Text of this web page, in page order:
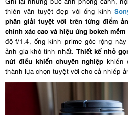
thiên văn tuyệt đẹp với ống kính
phân giải tuyệt vời trên từng điểm
chính xác cao và hiệu ứng bokeh
độ f/1.4, ống kính prime góc rộng
ảnh gia khó tính nhất. Thiết kế nhỏ
nút điều khiển chuyên nghiệp khiến
thành lựa chọn tuyệt vời cho cả nhiếp